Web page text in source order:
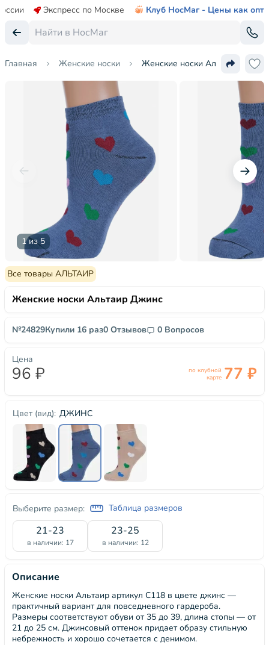
Экспресс по Москве Клуб НосМаг - Цены как опт
Главная Женские носки Женские носки Альтаир
1 из 5
Все товары АЛЬТАИР
Женские носки Альтаир Джинс
№24829Купили 16 раз0 Отзывов 0 Вопросов
Цвет (вид): ДЖИНС
Выберите размер: Таблица размеров
21-23
в наличии: 17
23-25
в наличии: 12
Цена
96 ₽
по клубной
карте 77 ₽
Описание
Женские носки Альтаир артикул С118 в цвете джинс —
практичный вариант для повседневного гардероба.
Размеры соответствуют обуви от 35 до 39, длина стопы — от
21 до 25 см. Джинсовый оттенок придает образу стильную
небрежность и хорошо сочетается с денимом.